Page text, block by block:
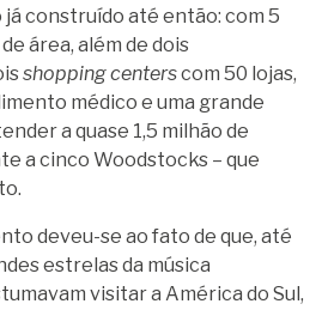
já construído até então: com 5
área, além de dois
shopping centerscom 50 lojas,
médico e uma grande
a quase 1,5 milhão de
a cinco Woodstocks – que
deveu-se ao fato de que, até
estrelas da música
visitar a América do Sul,